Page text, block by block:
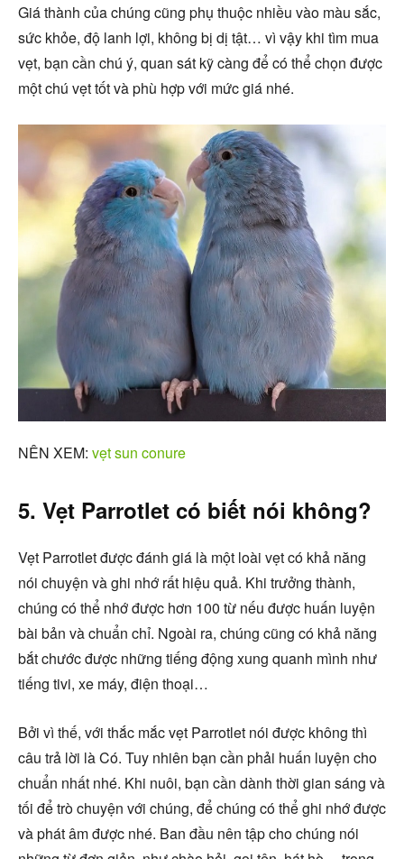
Giá thành của chúng cũng phụ thuộc nhiều vào màu sắc,
sức khỏe, độ lanh lợi, không bị dị tật… vì vậy khi tìm mua
vẹt, bạn cần chú ý, quan sát kỹ càng để có thể chọn được
một chú vẹt tốt và phù hợp với mức giá nhé.
NÊN XEM: vẹt sun conure
5. Vẹt Parrotlet có biết nói không?
Vẹt Parrotlet được đánh giá là một loài vẹt có khả năng
nói chuyện và ghi nhớ rất hiệu quả. Khi trưởng thành,
chúng có thể nhớ được hơn 100 từ nếu được huấn luyện
bài bản và chuẩn chỉ. Ngoài ra, chúng cũng có khả năng
bắt chước được những tiếng động xung quanh mình như
tiếng tivi, xe máy, điện thoại…
Bởi vì thế, với thắc mắc vẹt Parrotlet nói được không thì
câu trả lời là Có. Tuy nhiên bạn cần phải huấn luyện cho
chuẩn nhất nhé. Khi nuôi, bạn cần dành thời gian sáng và
tối để trò chuyện với chúng, để chúng có thể ghi nhớ được
và phát âm được nhé. Ban đầu nên tập cho chúng nói